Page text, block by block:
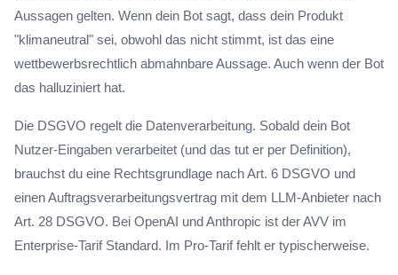
Aussagen gelten. Wenn dein Bot sagt, dass dein Produkt
"klimaneutral" sei, obwohl das nicht stimmt, ist das eine
wettbewerbsrechtlich abmahnbare Aussage. Auch wenn der Bot
das halluziniert hat.
Die DSGVO regelt die Datenverarbeitung. Sobald dein Bot
Nutzer-Eingaben verarbeitet (und das tut er per Definition),
brauchst du eine Rechtsgrundlage nach Art. 6 DSGVO und
einen Auftragsverarbeitungsvertrag mit dem LLM-Anbieter nach
Art. 28 DSGVO. Bei OpenAI und Anthropic ist der AVV im
Enterprise-Tarif Standard. Im Pro-Tarif fehlt er typischerweise.